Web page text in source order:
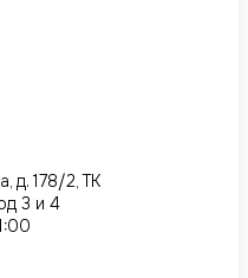
д. 178/2, ТК
3 и 4